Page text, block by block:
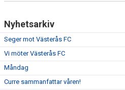
Nyhetsarkiv
Seger mot Västerås FC
Vi möter Västerås FC
Måndag
Curre sammanfattar våren!